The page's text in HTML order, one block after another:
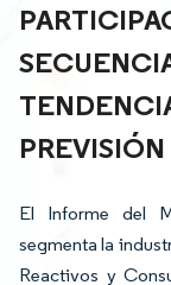
El Informe del
segmenta la
Reactivos y